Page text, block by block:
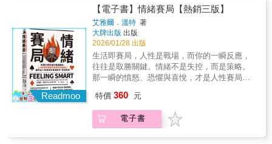
高獲利讓人誤以為是一門輕鬆的交易，但在本
書中，作者奥窪優木實際訪談轉賣仔，卻發現
了有別於想像的工作日常： 💰精於市場分析的L
小姐，使用電子信箱漏洞，囤貨明星周邊並利
用直播達成無庫存銷售，甚至被日本美妝公司
邀請業配合作。 💰一個臨時搭伙的4人轉賣集
團，用16張門票入場迪士尼樂園，反覆在各間
禮品店掃貨，每人扛著15公斤商品在園區裡四
處奔走。 💰被PS5轉賣仔啟蒙踏入轉賣一行的
S先生，曾以轉賣二手市集便宜但高品質的商品
為目標。現在則使用假名大量購買地區折扣
券，以此購入高單價商品再轉賣獲利，以後想
性、可以大量套利的商品不只有票券，囤貨與
轉賣現象開始擴大，寶可夢集換式卡牌遊戲
（PTCG）、PS5主機、明星周邊、迪士尼樂園
禮品……全部都是他們的目標！於是，這群人
有了新的名字——「轉賣仔」。在ACG領域與
追星族中，轉賣仔惡行層出不窮，使用各種手
段大量獲取限時、限量商品，再轉以高價賣
出，像是使用機器人程式大量購票、招工排隊
代買限購商品、利用VIP制度取得高價商品轉
叫罵的一群人，壟斷商品的行為已經成為現代
經濟社會的病態現象。轉賣的高獲利讓人誤以
為是一門輕鬆的交易，但在本書中，作者奥窪
Readmoo
【電子書】情緒賽局【熱銷三版】
艾雅爾．溫特 著
大牌出版 出版
2026/01/28 出版
生活即賽局，人性是戰場，而你的一瞬反應，
往往是取勝關鍵。情緒不是失控，而是策略。
那一瞬的憤怒、恐懼與喜悅，才是人性賽局中
一書」★8位諾貝爾經濟學獎得主盛讚推薦：湯
瑪斯．謝林（Thomas Schelling）、肯尼斯．
阿羅（Kenneth Arrow）、埃里克．馬斯金
特價 360 元
電子書